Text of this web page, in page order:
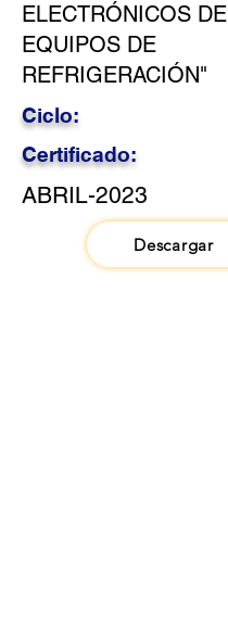
ELECTRÓNICOS DE
EQUIPOS DE
REFRIGERACIÓN"
Ciclo:
Certificado:
ABRIL-2023
Descargar